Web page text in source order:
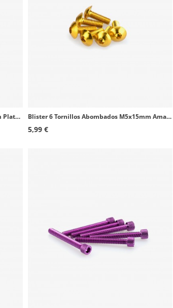
Blister 6 Tornillos Abombados M5x20mm Plateado Puig 0550P Blister 6 Tornillos Abombados M5x15mm Amarillo Puig 0543G
5,99 €